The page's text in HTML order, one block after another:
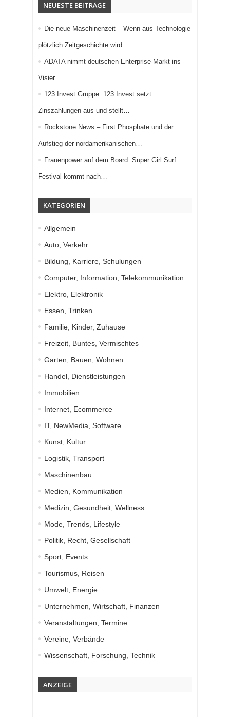
NEUESTE BEITRÄGE
Die neue Maschinenzeit – Wenn aus Technologie
plötzlich Zeitgeschichte wird
ADATA nimmt deutschen Enterprise-Markt ins
Visier
123 Invest Gruppe: 123 Invest setzt
Zinszahlungen aus und stellt…
Rockstone News – First Phosphate und der
Aufstieg der nordamerikanischen…
Frauenpower auf dem Board: Super Girl Surf
Festival kommt nach…
KATEGORIEN
Allgemein
Auto, Verkehr
Bildung, Karriere, Schulungen
Computer, Information, Telekommunikation
Elektro, Elektronik
Essen, Trinken
Familie, Kinder, Zuhause
Freizeit, Buntes, Vermischtes
Garten, Bauen, Wohnen
Handel, Dienstleistungen
Immobilien
Internet, Ecommerce
IT, NewMedia, Software
Kunst, Kultur
Logistik, Transport
Maschinenbau
Medien, Kommunikation
Medizin, Gesundheit, Wellness
Mode, Trends, Lifestyle
Politik, Recht, Gesellschaft
Sport, Events
Tourismus, Reisen
Umwelt, Energie
Unternehmen, Wirtschaft, Finanzen
Veranstaltungen, Termine
Vereine, Verbände
Wissenschaft, Forschung, Technik
ANZEIGE